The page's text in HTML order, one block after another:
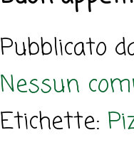
Pubblicato
Nessun
Etichette: